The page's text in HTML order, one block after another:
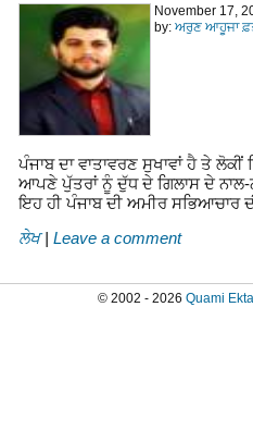
November 17,
by: ਅਰੁਣ ਆਹੂਜਾ
ਪੰਜਾਬ ਦਾ ਵਾਤਾਵਰਣ ਸੁਖਾਵਾਂ ਹੈ ਤੇ
ਆਪਣੇ ਪੁੱਤਰਾਂ ਨੂੰ ਦੁੱਧ ਦੇ ਗਿਲਾਸ ਦੇ
ਇਹ ਹੀ ਪੰਜਾਬ ਦੀ ਅਮੀਰ ਸਭਿਆਚਾਰ
ਲੇਖ | Leave a comment
© 2002 - 2026 Quami